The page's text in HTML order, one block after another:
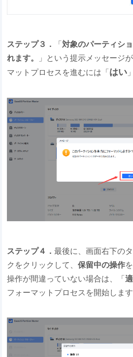
ステップ３． 「対象のパーティシ
れます。
」という提示メッセージ
マットプロセスを進むには「はい
ステップ４．最後に、画面右下の
クをクリックして、保留中の操作
操作が間違っていない場合は、「
フォーマットプロセスを開始します